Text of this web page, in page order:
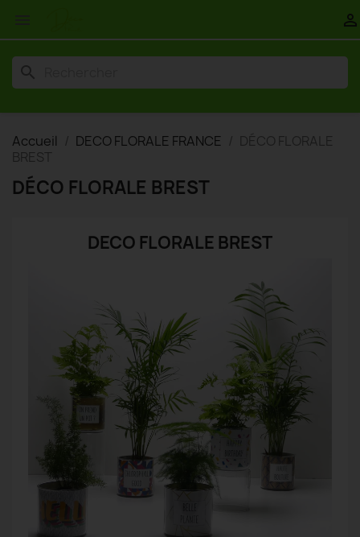

search
Accueil DECO FLORALE FRANCE
DÉCO FLORALE
BREST
DÉCO FLORALE BREST
DECO FLORALE BREST